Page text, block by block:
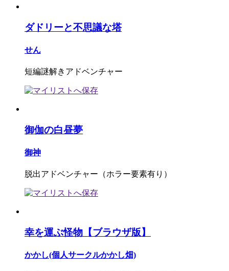
ダドリーと不思議な塔
せん
短編謎解きアドベンチャー
御伽の白昼夢
御神
脱出アドベンチャー（ホラー要素有り）
幸を運ぶ怪物【ブラウザ版】
かかし(個人サークルかかし畑)